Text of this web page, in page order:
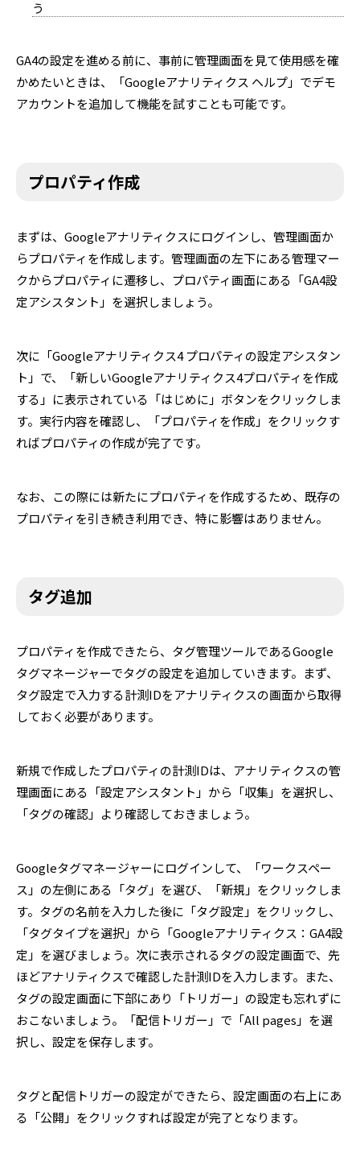
う
GA4の設定を進める前に、事前に管理画面を見て使用感を確
かめたいときは、「Googleアナリティクス ヘルプ」でデモ
アカウントを追加して機能を試すことも可能です。
プロパティ作成
まずは、Googleアナリティクスにログインし、管理画面か
らプロパティを作成します。管理画面の左下にある管理マー
クからプロパティに遷移し、プロパティ画面にある「GA4設
定アシスタント」を選択しましょう。
次に「Googleアナリティクス4 プロパティの設定アシスタン
ト」で、「新しいGoogleアナリティクス4プロパティを作成
する」に表示されている「はじめに」ボタンをクリックしま
す。実行内容を確認し、「プロパティを作成」をクリックす
ればプロパティの作成が完了です。
なお、この際には新たにプロパティを作成するため、既存の
プロパティを引き続き利用でき、特に影響はありません。
タグ追加
プロパティを作成できたら、タグ管理ツールであるGoogle
タグマネージャーでタグの設定を追加していきます。まず、
タグ設定で入力する計測IDをアナリティクスの画面から取得
しておく必要があります。
新規で作成したプロパティの計測IDは、アナリティクスの管
理画面にある「設定アシスタント」から「収集」を選択し、
「タグの確認」より確認しておきましょう。
Googleタグマネージャーにログインして、「ワークスペー
ス」の左側にある「タグ」を選び、「新規」をクリックしま
す。タグの名前を入力した後に「タグ設定」をクリックし、
「タグタイプを選択」から「Googleアナリティクス：GA4設
定」を選びましょう。次に表示されるタグの設定画面で、先
ほどアナリティクスで確認した計測IDを入力します。また、
タグの設定画面に下部にあり「トリガー」の設定も忘れずに
おこないましょう。「配信トリガー」で「All pages」を選
択し、設定を保存します。
タグと配信トリガーの設定ができたら、設定画面の右上にあ
る「公開」をクリックすれば設定が完了となります。